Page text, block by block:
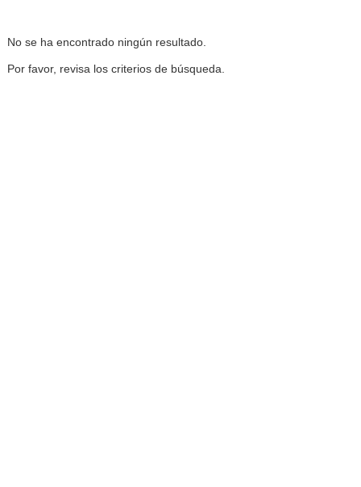
No se ha encontrado ningún resultado.
Por favor, revisa los criterios de búsqueda.